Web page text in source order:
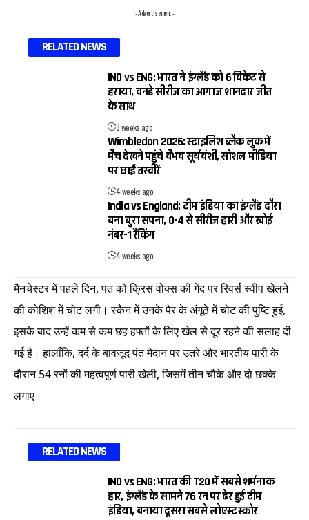
- Advertisement -
RELATED NEWS
IND vs ENG: भारत ने इंग्लैंड को 6 विकेट से
हराया, वनडे सीरीज का आगाज शानदार जीत
के साथ
3 weeks ago
Wimbledon 2026: स्टाइलिश ब्लैक लुक में
मैच देखने पहुंचे वैभव सूर्यवंशी, सोशल मीडिया
पर छाईं तस्वीरें
4 weeks ago
India vs England: टीम इंडिया का इंग्लैंड दौरा
बना बुरा सपना, 0-4 से सीरीज हारी और खोई
नंबर-1 रैंकिंग
4 weeks ago
मैनचेस्टर में पहले दिन, पंत को क्रिस वोक्स की गेंद पर रिवर्स स्वीप खेलने
की कोशिश में चोट लगी। स्कैन में उनके पैर के अंगूठे में चोट की पुष्टि हुई,
इसके बाद उन्हें कम से कम छह हफ्तों के लिए खेल से दूर रहने की सलाह दी
गई है। हालाँकि, दर्द के बावजूद पंत मैदान पर उतरे और भारतीय पारी के
दौरान 54 रनों की महत्वपूर्ण पारी खेली, जिसमें तीन चौके और दो छक्के
लगाए।
RELATED NEWS
IND vs ENG: भारत की T20 में सबसे शर्मनाक
हार, इंग्लैंड के सामने 76 रन पर ढेर हुई टीम
इंडिया, बनाया दूसरा सबसे लोएस्ट स्कोर